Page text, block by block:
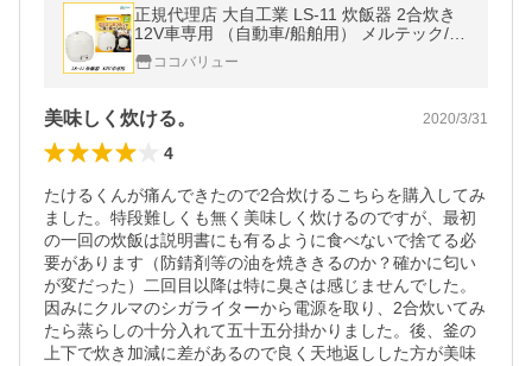
正規代理店 大自工業 LS-11 炊飯器 2合炊き
12V車専用 （自動車/船舶用） メルテック/M
eltec ココバリュー
ココバリュー
美味しく炊ける。 2020/3/31
4
たけるくんが痛んできたので2合炊けるこちらを購入してみ
ました。特段難しくも無く美味しく炊けるのですが、最初
の一回の炊飯は説明書にも有るように食べないで捨てる必
要があります（防錆剤等の油を焼ききるのか？確かに匂い
が変だった）二回目以降は特に臭さは感じませんでした。
因みにクルマのシガライターから電源を取り、2合炊いてみ
たら蒸らしの十分入れて五十五分掛かりました。後、釜の
上下で炊き加減に差があるので良く天地返しした方が美味